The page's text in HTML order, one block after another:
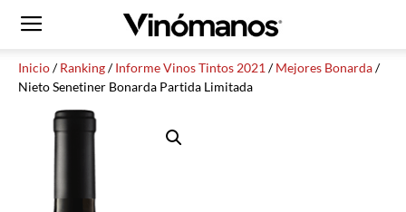
Inicio/Ranking/Informe Vinos Tintos 2021 /Mejores Bonarda/
Nieto Senetiner Bonarda Partida Limitada